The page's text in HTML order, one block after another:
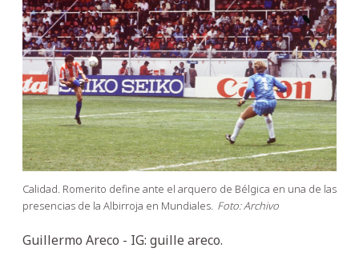
Calidad. Romerito define ante el arquero de Bélgica en una de las
presencias de la Albirroja en Mundiales. Foto: Archivo
Guillermo Areco - IG: guille areco.